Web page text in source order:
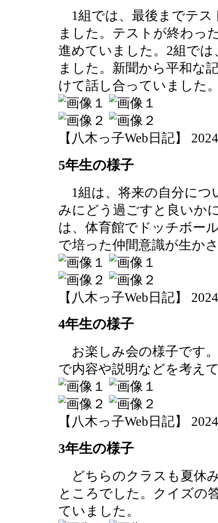
1組では、最後までテス
ました。テストが終わっ
進めていました。2組で
ました。新聞から平和な
けて話し合っていました
【八木っ子Web日記】
5年生の様子
1組は、将来の自分につ
みにどう過ごすと良いか
は、体育館でドッチボー
で培った仲間意識が生か
【八木っ子Web日記】
4年生の様子
お楽しみ会の様子です
で内容や説明などを考え
【八木っ子Web日記】
3年生の様子
どちらのクラスも夏休
ところでした。クイズの
ていました。